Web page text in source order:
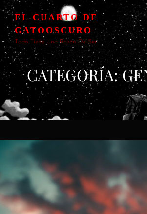
EL CUARTO DE
GATOOSCURO
Todo Tiene Una Razón De Ser
CATEGORÍA: